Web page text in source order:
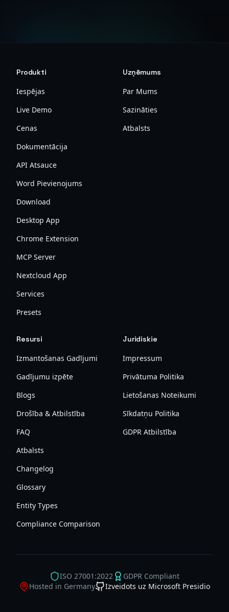
Produkti
Iespējas
Live Demo
Cenas
Dokumentācija
API Atsauce
Word Pievienojums
Download
Desktop App
Chrome Extension
MCP Server
Nextcloud App
Services
Presets
Uzņēmums
Par Mums
Sazināties
Atbalsts
Resursi
Izmantošanas Gadījumi
Gadījumu izpēte
Blogs
Drošība & Atbilstība
FAQ
Atbalsts
Changelog
Glossary
Entity Types
Compliance Comparison
Juridiskie
Impressum
Privātuma Politika
Lietošanas Noteikumi
Sīkdatņu Politika
GDPR Atbilstība
ISO 27001:2022
GDPR Compliant
Hosted in Germany
Izveidots uz Microsoft Presidio